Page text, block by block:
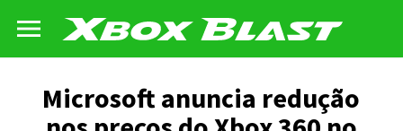
Microsoft anuncia redução